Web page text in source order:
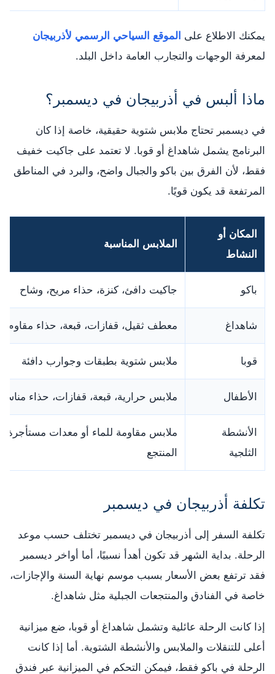
يمكنك الاطلاع على الموقع السياحي الرسمي لأذربيجان
لمعرفة الوجهات والتجارب العامة داخل البلد.
ماذا ألبس في أذربيجان في ديسمبر؟
في ديسمبر تحتاج ملابس شتوية حقيقية، خاصة إذا كان
البرنامج يشمل شاهداغ أو قوبا. لا تعتمد على جاكيت خفيف
فقط، لأن الفرق بين باكو والجبال واضح، والبرد في المناطق
المرتفعة قد يكون قويًا.
المكان أو
النشاط
الملابس المناسبة
باكو جاكيت دافئ، كنزة، حذاء مريح، وشاح
شاهداغ معطف ثقيل، قفازات، قبعة، حذاء مقاوم
قوبا ملابس شتوية بطبقات وجوارب دافئة
الأطفال ملابس حرارية، قبعة، قفازات، حذاء
الأنشطة
الثلجية
ملابس مقاومة للماء أو معدات مستأجرة
المنتجع
تكلفة أذربيجان في ديسمبر
تكلفة السفر إلى أذربيجان في ديسمبر تختلف حسب موعد
الرحلة. بداية الشهر قد تكون أهدأ نسبيًا، أما أواخر ديسمبر
فقد ترتفع بعض الأسعار بسبب موسم نهاية السنة والإجازات،
خاصة في الفنادق والمنتجعات الجبلية مثل شاهداغ.
إذا كانت الرحلة عائلية وتشمل شاهداغ أو قوبا، ضع ميزانية
أعلى للتنقلات والملابس والأنشطة الشتوية. أما إذا كانت
الرحلة في باكو فقط، فيمكن التحكم في الميزانية عبر فندق